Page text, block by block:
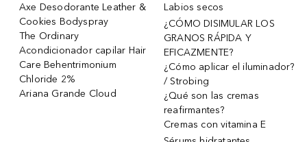
Axe Desodorante Leather &
Cookies Bodyspray
The Ordinary
Acondicionador capilar Hair
Care Behentrimonium
Chloride 2%
Ariana Grande Cloud
Labios secos
¿CÓMO DISIMULAR LOS
GRANOS RÁPIDA Y
EFICAZMENTE?
¿Cómo aplicar el iluminador?
/ Strobing
¿Qué son las cremas
reafirmantes?
Cremas con vitamina E